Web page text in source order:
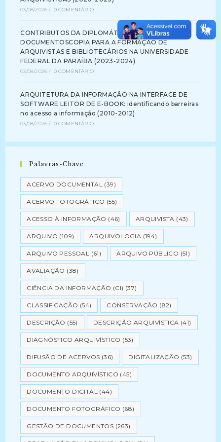
03/08/2026 / 0 COMENTÁRIO
CONTRIBUTOS DA DIPLOMÁTICA E DA
DOCUMENTOSCOPIA PARA A FORMAÇÃO DE
ARQUIVISTAS E BIBLIOTECÁRIOS NA UNIVERSIDADE
FEDERAL DA PARAÍBA (2023-2024)
03/08/2026 / 0 COMENTÁRIO
ARQUITETURA DA INFORMAÇÃO NA INTERFACE DE
SOFTWARE LEITOR DE E-BOOK: identificando barreiras
no acesso a informação (2010-2012)
03/08/2026 / 0 COMENTÁRIO
Palavras-Chave
ACERVO DOCUMENTAL (39)
ACERVO FOTOGRÁFICO (55)
ACESSO À INFORMAÇÃO (46) ARQUIVISTA (43)
ARQUIVO (109) ARQUIVOLOGIA (194)
ARQUIVO PESSOAL (61) ARQUIVO PÚBLICO (51)
AVALIAÇÃO (38)
CIÊNCIA DA INFORMAÇÃO (CI) (37)
CLASSIFICAÇÃO (54) CONSERVAÇÃO (82)
DESCRIÇÃO (55) DESCRIÇÃO ARQUIVÍSTICA (41)
DIAGNÓSTICO ARQUIVÍSTICO (53)
DIFUSÃO DE ACERVOS (36) DIGITALIZAÇÃO (53)
DOCUMENTO ARQUIVÍSTICO (45)
DOCUMENTO DIGITAL (44)
DOCUMENTO FOTOGRÁFICO (68)
GESTÃO DE DOCUMENTOS (263)